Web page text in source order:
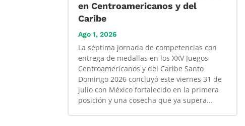
en Centroamericanos y del
Caribe
Ago 1, 2026
La séptima jornada de competencias con
entrega de medallas en los XXV Juegos
Centroamericanos y del Caribe Santo
Domingo 2026 concluyó este viernes 31 de
julio con México fortalecido en la primera
posición y una cosecha que ya supera...